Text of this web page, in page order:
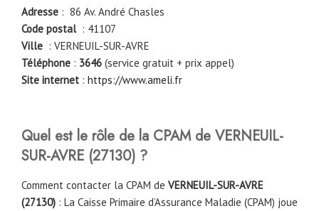
Adresse : 86 Av. André Chasles
Code postal: 41107
Ville : VERNEUIL-SUR-AVRE
Téléphone : 3646 (service gratuit + prix appel)
Site internet : https://www.ameli.fr
Quel est le rôle de la CPAM de VERNEUIL-
SUR-AVRE (27130) ?
Comment contacter la CPAM de VERNEUIL-SUR-AVRE
(27130) : La Caisse Primaire d’Assurance Maladie (CPAM) joue